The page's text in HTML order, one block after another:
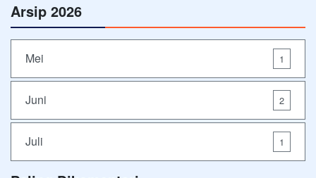
Arsip 2026
Mei 1
Juni 2
Juli 1